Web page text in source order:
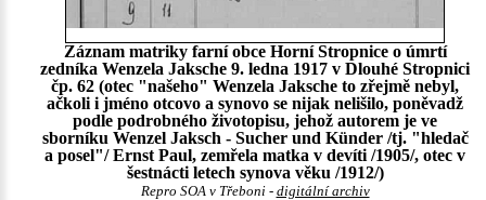
Záznam matriky farní obce Horní Stropnice o úmrtí
zedníka Wenzela Jaksche 9. ledna 1917 v Dlouhé Stropnici
čp. 62 (otec "našeho" Wenzela Jaksche to zřejmě nebyl,
ačkoli i jméno otcovo a synovo se nijak nelišilo, poněvadž
podle podrobného životopisu, jehož autorem je ve
sborníku Wenzel Jaksch - Sucher und Künder /tj. "hledač
a posel"/ Ernst Paul, zemřela matka v devíti /1905/, otec v
šestnácti letech synova věku /1912/)
Repro SOA v Třeboni - digitální archiv